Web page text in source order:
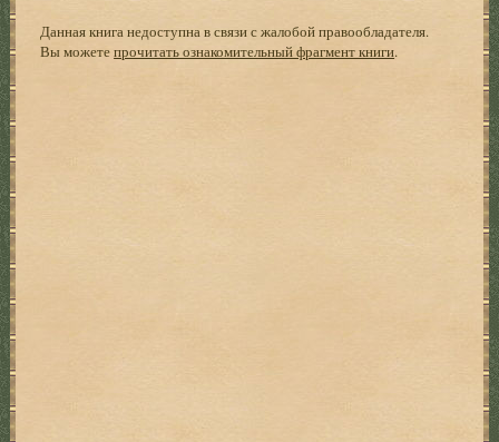
Данная книга недоступна в связи с жалобой правообладателя.
Вы можетепрочитать ознакомительный фрагмент книги.